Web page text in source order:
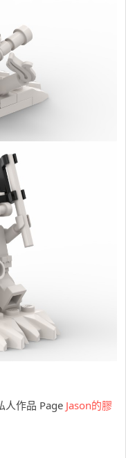
人作品 Page Jason的膠